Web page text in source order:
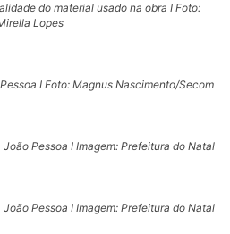
do material usado na obra I Foto:
Lopes
I Foto: Magnus Nascimento/Secom
Pessoa I Imagem: Prefeitura do Natal
Pessoa I Imagem: Prefeitura do Natal